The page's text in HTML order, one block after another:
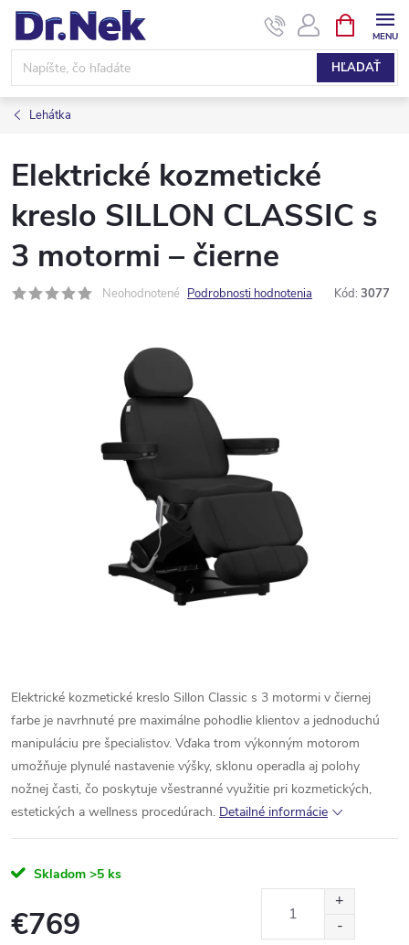
Prejsť
obsah
HĽADAŤ
KOŠÍK
Lehátka
Elektrické kozmetické
kreslo SILLON CLASSIC s
3 motormi – čierne
Neohodnotené Podrobnosti hodnotenia Kód: 3077
Elektrické kozmetické kreslo Sillon Classic s 3 motormi v čiernej
farbe je navrhnuté pre maximálne pohodlie klientov a jednoduchú
manipuláciu pre špecialistov. Vďaka trom výkonným motorom
umožňuje plynulé nastavenie výšky, sklonu operadla aj polohy
nožnej časti, čo poskytuje všestranné využitie pri kozmetických,
estetických a wellness procedúrach. Detailné informácie
Skladom >5 ks
€769